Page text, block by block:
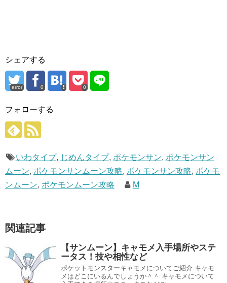
シェアする
error 0 0
フォローする
いわタイプ, じめんタイプ, ポケモンサン, ポケモンサン
ムーン, ポケモンサンムーン攻略, ポケモンサン攻略, ポケモ
ンムーン, ポケモンムーン攻略 M
関連記事
【サンムーン】キャモメ入手場所やステ
ータス！技や相性など
ポケットモンスターキャモメについてご紹介 キャモ
メはどこにいるんでしょうか＾＾ キャモメについて